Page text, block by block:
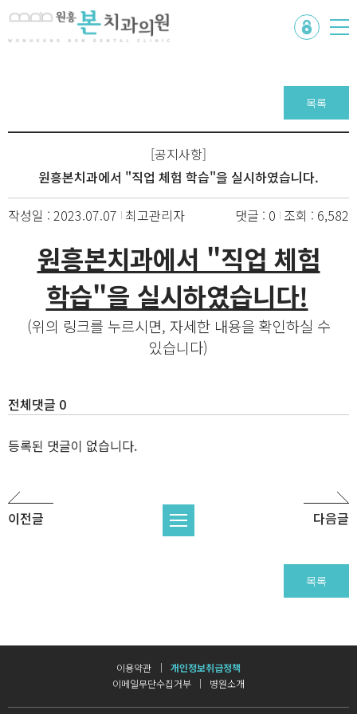
목록
[공지사항]
원흥본치과에서 "직업 체험 학습"을 실시하였습니다.
작성일 : 2023.07.07 최고관리자 댓글 : 0 조회 : 6,582
원흥본치과에서 "직업 체험
학습"을 실시하였습니다!
(위의 링크를 누르시면, 자세한 내용을 확인하실 수
있습니다)
전체댓글 0
등록된 댓글이 없습니다.
이전글 다음글
목록
이용약관
개인정보취급정책
이메일무단수집거부
병원소개